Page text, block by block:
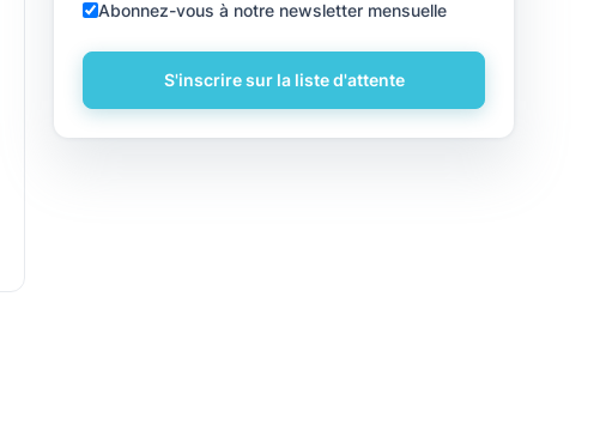
Abonnez-vous à notre newsletter mensuelle
S'inscrire sur la liste d'attente